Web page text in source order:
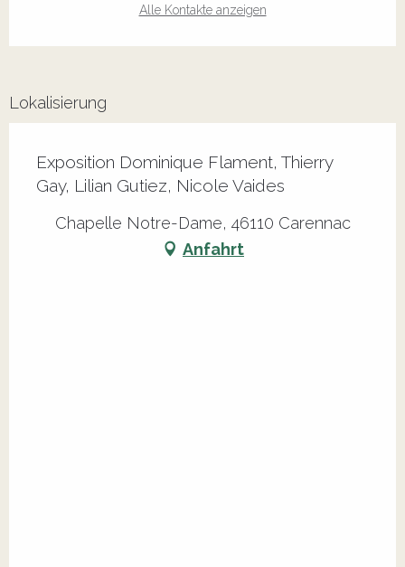
Alle Kontakte anzeigen
Lokalisierung
Exposition Dominique Flament, Thierry
Gay, Lilian Gutiez, Nicole Vaides
Chapelle Notre-Dame, 46110 Carennac
Anfahrt